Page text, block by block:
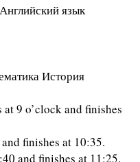
язык
История
9 o’clock and finishes
finishes at 10:35.
and finishes at 11:25.